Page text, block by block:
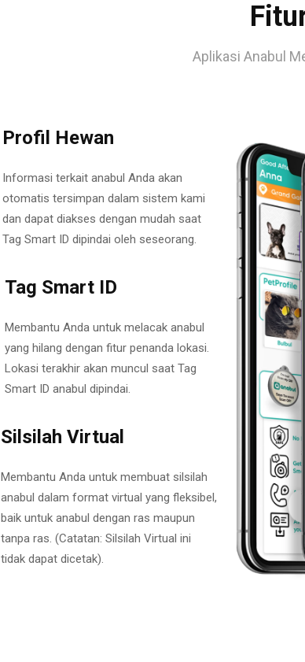
Aplikasi Anabul
Profil Hewan
Informasi terkait anabul Anda akan
otomatis tersimpan dalam sistem kami
dan dapat diakses dengan mudah saat
Tag Smart ID dipindai oleh seseorang.
Tag Smart ID
Membantu Anda untuk melacak anabul
yang hilang dengan fitur penanda lokasi.
Lokasi terakhir akan muncul saat Tag
Smart ID anabul dipindai.
Silsilah Virtual
Membantu Anda untuk membuat silsilah
anabul dalam format virtual yang fleksibel,
baik untuk anabul dengan ras maupun
tanpa ras. (Catatan: Silsilah Virtual ini
tidak dapat dicetak).